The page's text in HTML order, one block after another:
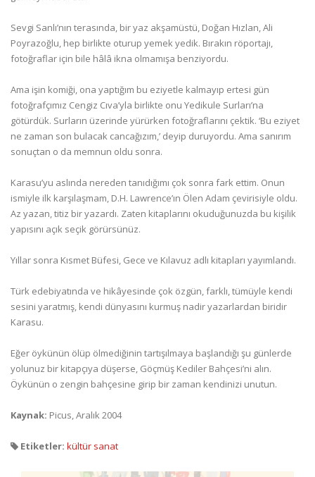
Sevgi Sanlı’nın terasında, bir yaz akşamüstü, Doğan Hızlan, Ali
Poyrazoğlu, hep birlikte oturup yemek yedik. Bırakın röportajı,
fotoğraflar için bile hâlâ ikna olmamışa benziyordu.
Ama işin komiği, ona yaptığım bu eziyetle kalmayıp ertesi gün
fotoğrafçımız Cengiz Cıva’yla birlikte onu Yedikule Surları’na
götürdük. Surların üzerinde yürürken fotoğraflarını çektik. ‘Bu eziyet
ne zaman son bulacak cancağızım,’ deyip duruyordu. Ama sanırım
sonuçtan o da memnun oldu sonra.
Karasu’yu aslında nereden tanıdığımı çok sonra fark ettim. Onun
ismiyle ilk karşılaşmam, D.H. Lawrence’ın Ölen Adam çevirisiyle oldu.
Az yazan, titiz bir yazardı. Zaten kitaplarını okuduğunuzda bu kişilik
yapısını açık seçik görürsünüz.
Yıllar sonra Kısmet Büfesi, Gece ve Kılavuz adlı kitapları yayımlandı.
Türk edebiyatında ve hikâyesinde çok özgün, farklı, tümüyle kendi
sesini yaratmış, kendi dünyasını kurmuş nadir yazarlardan biridir
Karasu.
Eğer öykünün ölüp ölmediğinin tartışılmaya başlandığı şu günlerde
yolunuz bir kitapçıya düşerse, Göçmüş Kediler Bahçesi’ni alın.
Öykünün o zengin bahçesine girip bir zaman kendinizi unutun.
Kaynak: Picus, Aralık 2004
Etiketler: kültür sanat